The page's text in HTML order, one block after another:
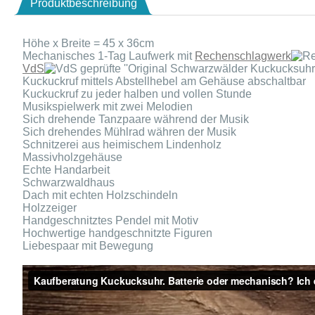
Produktbeschreibung
Höhe x Breite = 45 x 36cm
Mechanisches 1-Tag Laufwerk mit Rechenschlagwerk
VdS
geprüfte ''Original Schwarzwälder
Kuckuckruf mittels Abstellhebel am Gehäuse abschaltbar
Kuckuckruf zu jeder halben und vollen Stunde
Musikspielwerk mit zwei Melodien
Sich drehende Tanzpaare während der Musik
Sich drehendes Mühlrad währen der Musik
Schnitzerei aus heimischem Lindenholz
Massivholzgehäuse
Echte Handarbeit
Schwarzwaldhaus
Dach mit echten Holzschindeln
Holzzeiger
Handgeschnitztes Pendel mit Motiv
Hochwertige handgeschnitzte Figuren
Liebespaar mit Bewegung